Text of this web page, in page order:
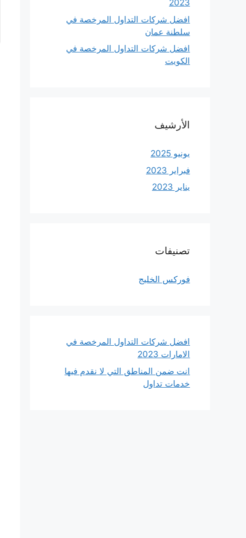
2023
افضل شركات التداول المرخصة في
سلطنة عمان
افضل شركات التداول المرخصة في
الكويت
الأرشيف
يونيو 2025
فبراير 2023
يناير 2023
تصنيفات
فوركس الخليج
افضل شركات التداول المرخصة في
الامارات 2023
انت ضمن المناطق التي لا نقدم فيها
خدمات تداول